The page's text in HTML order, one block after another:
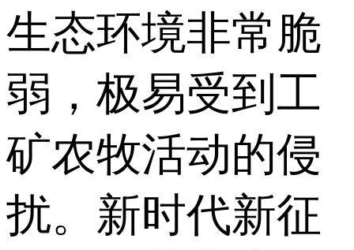
生态环境非常脆
弱，极易受到工
矿农牧活动的侵
扰。新时代新征